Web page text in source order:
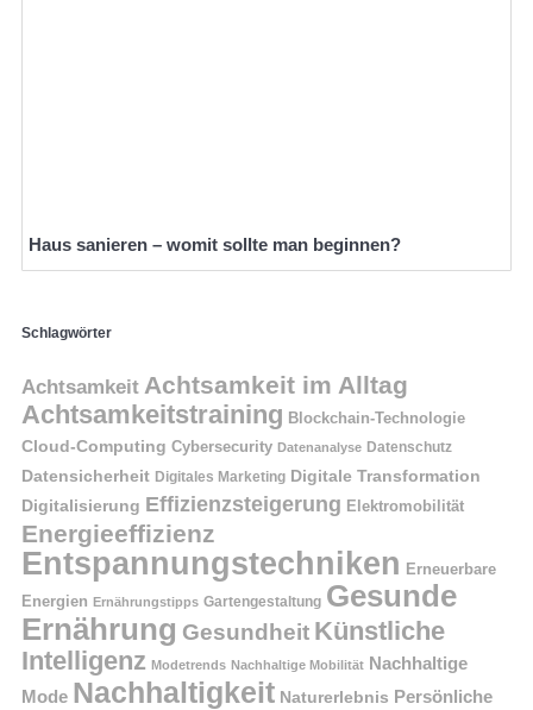
Haus sanieren – womit sollte man beginnen?
Schlagwörter
Achtsamkeit Achtsamkeit im Alltag
Achtsamkeitstraining Blockchain-Technologie
Cloud-Computing Cybersecurity Datenanalyse Datenschutz
Datensicherheit Digitales Marketing Digitale Transformation
Digitalisierung Effizienzsteigerung Elektromobilität
Energieeffizienz
Entspannungstechniken Erneuerbare
Energien Ernährungstipps Gartengestaltung Gesunde
Ernährung Gesundheit Künstliche
Intelligenz Modetrends Nachhaltige Mobilität Nachhaltige
Mode Nachhaltigkeit Naturerlebnis Persönliche